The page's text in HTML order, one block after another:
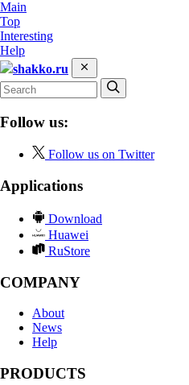
Main
Top
Interesting
Help
shakko.ru
Follow us:
Follow us on Twitter
Applications
Download
Huawei
RuStore
COMPANY
About
News
Help
PRODUCTS